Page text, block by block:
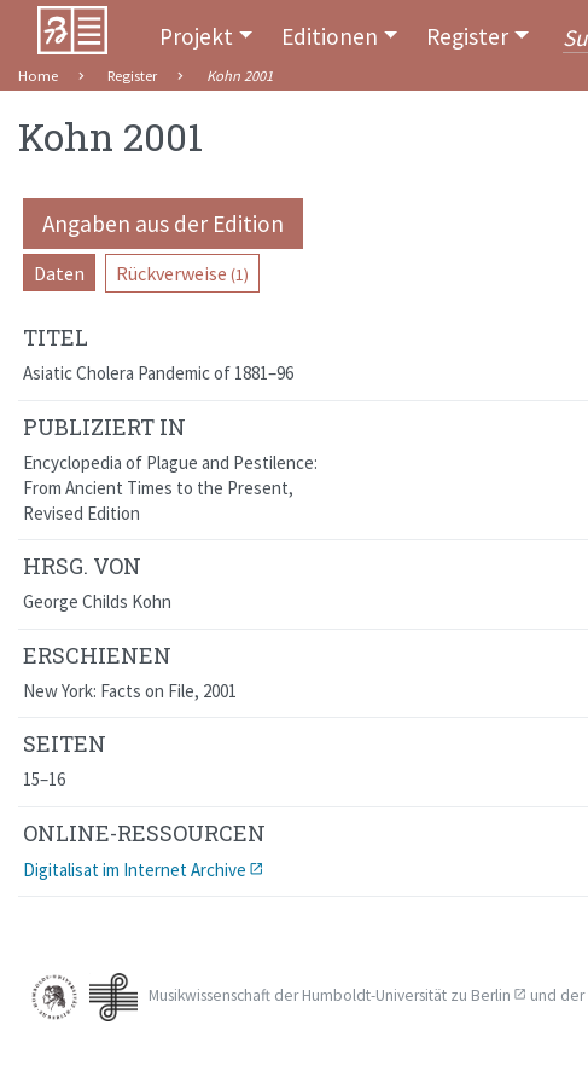
Projekt Editionen Register
Home Register Kohn 2001
Kohn 2001
Angaben aus der Edition
Daten Rückverweise (1)
TITEL
Asiatic Cholera Pandemic of 1881–96
PUBLIZIERT IN
Encyclopedia of Plague and Pestilence:
From Ancient Times to the Present,
Revised Edition
HRSG. VON
George Childs Kohn
ERSCHIENEN
New York: Facts on File, 2001
SEITEN
15–16
ONLINE-RESSOURCEN
Digitalisat im Internet Archive
Musikwissenschaft derHumboldt-Universität zu Berlin und der